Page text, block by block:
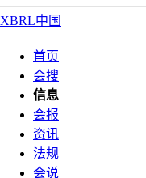
XBRL中国
首页
会搜
信息
会报
资讯
法规
会说